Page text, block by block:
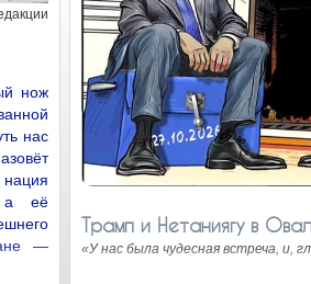
нож
нас
а её
—
Трамп и Нетаниягу в
«У нас была чудесная встреча, и,